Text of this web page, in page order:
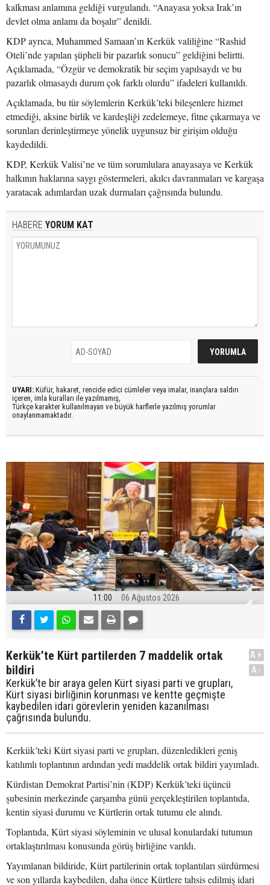
kalkması anlamına geldiği vurgulandı. “Anayasa yoksa Irak’ın
devlet olma anlamı da boşalır” denildi.
KDP ayrıca, Muhammed Samaan’ın Kerkük valiliğine “Rashid
Oteli’nde yapılan şüpheli bir pazarlık sonucu” geldiğini belirtti.
Açıklamada, “Özgür ve demokratik bir seçim yapılsaydı ve bu
pazarlık olmasaydı durum çok farklı olurdu” ifadeleri kullanıldı.
Açıklamada, bu tür söylemlerin Kerkük’teki bileşenlere hizmet
etmediği, aksine birlik ve kardeşliği zedelemeye, fitne çıkarmaya ve
sorunları derinleştirmeye yönelik uygunsuz bir girişim olduğu
kaydedildi.
KDP, Kerkük Valisi’ne ve tüm sorumlulara anayasaya ve Kerkük
halkının haklarına saygı göstermeleri, akılcı davranmaları ve kargaşa
yaratacak adımlardan uzak durmaları çağrısında bulundu.
HABERE YORUM KAT
UYARI: Küfür, hakaret, rencide edici cümleler veya imalar, inançlara saldırı
içeren, imla kuralları ile yazılmamış,
Türkçe karakter kullanılmayan ve büyük harflerle yazılmış yorumlar
onaylanmamaktadır.
11:00 06 Ağustos 2026
Kerkük’te Kürt partilerden 7 maddelik ortak
bildiri
Kerkük’te bir araya gelen Kürt siyasi parti ve grupları,
Kürt siyasi birliğinin korunması ve kentte geçmişte
kaybedilen idari görevlerin yeniden kazanılması
çağrısında bulundu.
A+
A-
Kerkük’teki Kürt siyasi parti ve grupları, düzenledikleri geniş
katılımlı toplantının ardından yedi maddelik ortak bildiri yayımladı.
Kürdistan Demokrat Partisi’nin (KDP) Kerkük’teki üçüncü
şubesinin merkezinde çarşamba günü gerçekleştirilen toplantıda,
kentin siyasi durumu ve Kürtlerin ortak tutumu ele alındı.
Toplantıda, Kürt siyasi söyleminin ve ulusal konulardaki tutumun
ortaklaştırılması konusunda görüş birliğine varıldı.
Yayımlanan bildiride, Kürt partilerinin ortak toplantıları sürdürmesi
ve son yıllarda kaybedilen, daha önce Kürtlere tahsis edilmiş idari